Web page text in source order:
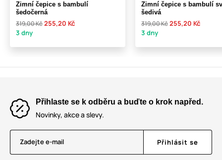
Zimní čepice s bambulí
šedočerná
319,00 Kč255,20 Kč
3 dny
Zimní čepice s bambulí
šedivá
319,00 Kč255,20 Kč
3 dny
Přihlaste se k odběru a buďte o krok napřed.
Novinky, akce a slevy.
Zadejte e-mail Přihlásit se